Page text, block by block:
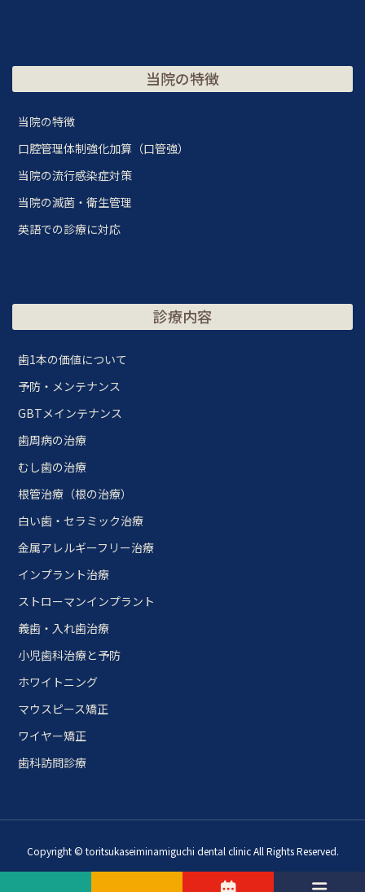
当院の特徴
当院の特徴
口腔管理体制強化加算（口管強）
当院の流行感染症対策
当院の滅菌・衛生管理
英語での診療に対応
診療内容
歯1本の価値について
予防・メンテナンス
GBTメインテナンス
歯周病の治療
むし歯の治療
根管治療（根の治療）
白い歯・セラミック治療
金属アレルギーフリー治療
インプラント治療
ストローマンインプラント
義歯・入れ歯治療
小児歯科治療と予防
ホワイトニング
マウスピース矯正
ワイヤー矯正
歯科訪問診療
Copyright © toritsukaseiminamiguchi dental clinic All Rights Reserved.